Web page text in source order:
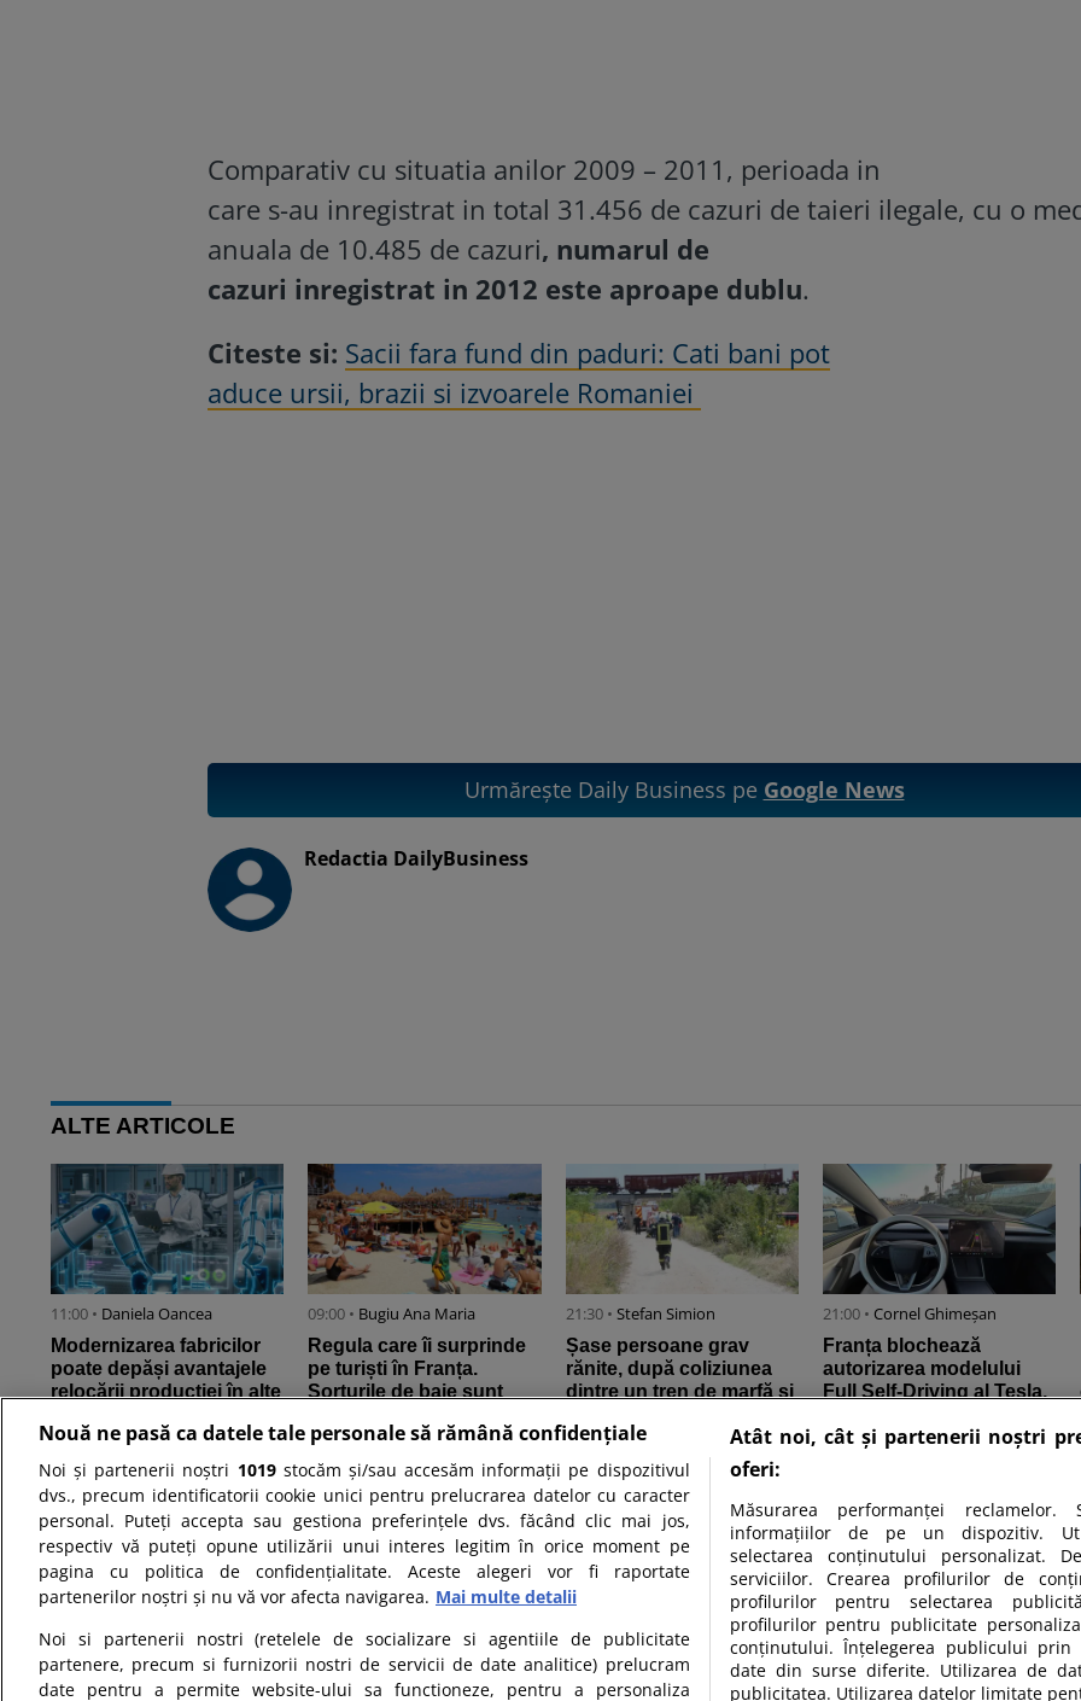
Comparativ cu situatia anilor 2009 – 2011, perioada in
care s-au inregistrat in total 31.456 de cazuri de taieri ilegale, cu o
anuala de 10.485 de cazuri, numarul de
cazuri inregistrat in 2012 este aproape dublu.
Citeste si: Sacii fara fund din paduri: Cati bani pot
aduce ursii, brazii si izvoarele Romaniei
Urmărește Daily Business pe Google News
Redactia DailyBusiness
ALTE ARTICOLE
11:00 • Daniela Oancea
Modernizarea fabricilor
poate depăși avantajele
relocării producției în alte
09:00 • Bugiu ⁠Ana Maria
Regula care îi surprinde
pe turiști în Franța.
Șorturile de baie sunt
21:30 • Stefan Simion
Șase persoane grav
rănite, după coliziunea
dintre un tren de marfă și
Croația
21:00 • Cornel Ghimeșan
Franța blochează
autorizarea modelului
Full Self-Driving al Tesla,
siguranță ...
Unde sunt cele mai mari
salarii în România și
Zelenski, după întâlnirea
cu Vučić: Trebuie să
Bugiu ⁠Ana Maria
Eurostat: Cererile de azil
în UE continuă să scadă.
13:00 •Stefan Simion
Franța atinge un record
al angajării persoanelor
Nouă ne pasă ca datele tale personale să rămână confidențiale
Noi și partenerii noștri 1019stocăm și/sau accesăm informații pe dispozitivul
dvs., precum identificatorii cookie unici pentru prelucrarea datelor cu caracter
personal. Puteți accepta sau gestiona preferințele dvs. făcând clic mai jos,
respectiv vă puteți opune utilizării unui interes legitim în orice moment pe
pagina cu politica de confidențialitate. Aceste alegeri vor fi raportate
partenerilor noștri și nu vă vor afecta navigarea. Mai multe detalii
Noi si partenerii nostri (retelele de socializare si agentiile de publicitate
partenere, precum si furnizorii nostri de servicii de date analitice) prelucram
date pentru a permite website-ului sa functioneze, pentru a personaliza
Atât noi, cât și partenerii noștri
oferi:
Măsurarea performanței reclamelor.
informațiilor de pe un dispozitiv.
selectarea conținutului personalizat.
serviciilor. Crearea profilurilor de
profilurilor pentru selectarea
profilurilor pentru publicitate
conținutului. Înțelegerea publicului
date din surse diferite. Utilizarea de
publicitatea. Utilizarea datelor limitate